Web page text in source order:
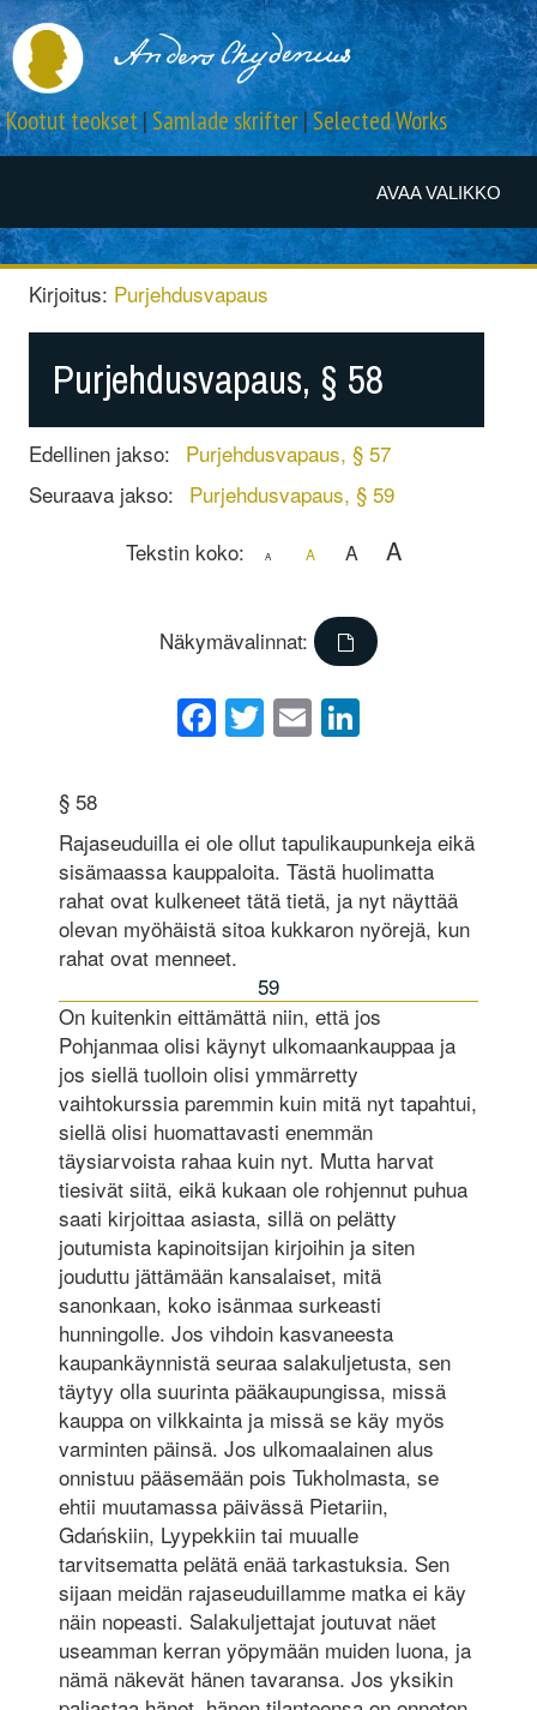
AVAA VALIKKO
Kootut teokset|Samlade skrifter|Selected Works
Kirjoitus: Purjehdusvapaus
Purjehdusvapaus, § 58
Edellinen jakso: Purjehdusvapaus, § 57
Seuraava jakso: Purjehdusvapaus, § 59
Tekstin koko:
A A A A
Näkymävalinnat:
Facebook
Twitter
Email
§ 58
Rajaseuduilla ei ole ollut tapulikaupunkeja eikä
sisämaassa kauppaloita. Tästä huolimatta
rahat ovat kulkeneet tätä tietä, ja nyt näyttää
olevan myöhäistä sitoa kukkaron nyörejä, kun
rahat ovat menneet.
59
On kuitenkin eittämättä niin, että jos
Pohjanmaa olisi käynyt ulkomaankauppaa ja
jos siellä tuolloin olisi ymmärretty
vaihtokurssia paremmin kuin mitä nyt tapahtui,
siellä olisi huomattavasti enemmän
täysiarvoista rahaa kuin nyt. Mutta harvat
tiesivät siitä, eikä kukaan ole rohjennut puhua
saati kirjoittaa asiasta, sillä on pelätty
joutumista kapinoitsijan kirjoihin ja siten
jouduttu jättämään kansalaiset, mitä
sanonkaan, koko isänmaa surkeasti
hunningolle. Jos vihdoin kasvaneesta
kaupankäynnistä seuraa salakuljetusta, sen
täytyy olla suurinta pääkaupungissa, missä
kauppa on vilkkainta ja missä se käy myös
varminten päinsä. Jos ulkomaalainen alus
onnistuu pääsemään pois Tukholmasta, se
ehtii muutamassa päivässä Pietariin,
Gdańskiin, Lyypekkiin tai muualle
tarvitsematta pelätä enää tarkastuksia. Sen
sijaan meidän rajaseuduillamme matka ei käy
näin nopeasti. Salakuljettajat joutuvat näet
useamman kerran yöpymään muiden luona, ja
nämä näkevät hänen tavaransa. Jos yksikin